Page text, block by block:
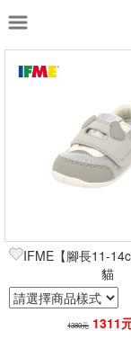
上架時間
樣式尺寸篩選
黑
灰
全部尺寸 12
17
21
IFME【腳長11-
貓
1380元 1311